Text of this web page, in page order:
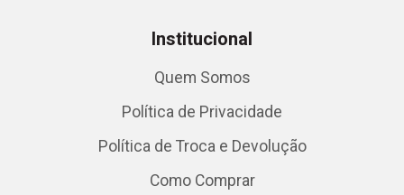
Institucional
Quem Somos
Política de Privacidade
Política de Troca e Devolução
Como Comprar